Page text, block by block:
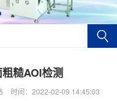
糙AOI检测
时间：2022-02-09 14:45:03